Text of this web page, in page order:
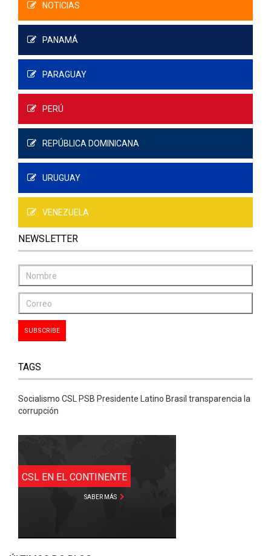
NOTICIAS
PANAMÁ
PARAGUAY
PERÚ
REPÚBLICA DOMINICANA
URUGUAY
VENEZUELA
NEWSLETTER
TAGS
Socialismo CSL PSB Presidente Latino Brasil transparencia la
corrupción
CSL EN EL CONTINENTE
SABER MÁS